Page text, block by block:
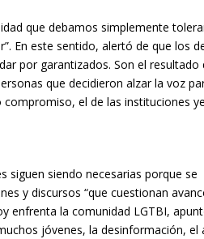
que debamos simplemente
En este sentido, alertó de que los
por garantizados. Son el resultado
que decidieron alzar la voz
el de las instituciones
siguen siendo necesarias porque se
y discursos “que cuestionan
enfrenta la comunidad LGTBI,
jóvenes, la desinformación, el